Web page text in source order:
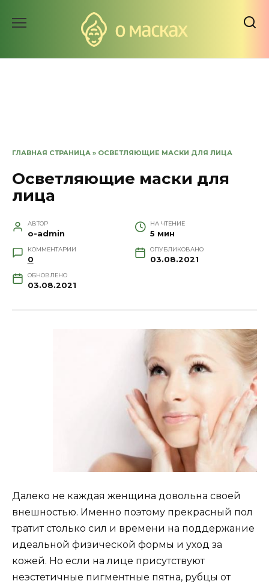
ГЛАВНАЯ СТРАНИЦА » ОСВЕТЛЯЮЩИЕ МАСКИ ДЛЯ ЛИЦА
Осветляющие маски для
лица
АВТОР
o-admin
НА ЧТЕНИЕ
5 мин
КОММЕНТАРИИ
0
ОПУБЛИКОВАНО
03.08.2021
ОБНОВЛЕНО
03.08.2021
Далеко не каждая женщина довольна своей
внешностью. Именно поэтому прекрасный пол
тратит столько сил и времени на поддержание
идеальной физической формы и уход за
кожей. Но если на лице присутствуют
неэстетичные пигментные пятна, рубцы от